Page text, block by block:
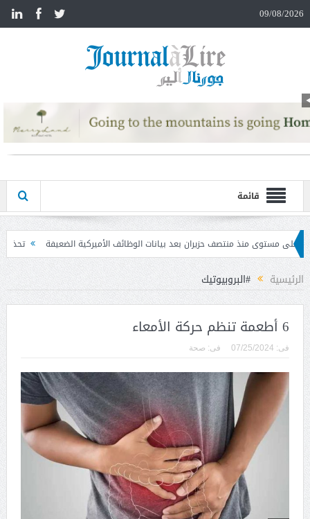
09/08/2026
قائمة
بعد بيانات الوظائف الأميركية الضعيفة تحذير المواطنين من مشاركة رمز الـ OTP
الرئيسية #البروبيوتيك
6 أطعمة تنظم حركة الأمعاء
فى: 07/25/2024 فى: صحة